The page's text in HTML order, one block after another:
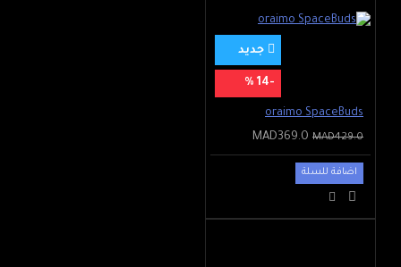
بطاريتنا 4230 مللي أمبير في
الساعة معك طوال اليوم. شاهد
ساعات³ دون الحاجة إلى شحن
جديد
-14 %
oraimo SpaceBuds
MAD369.0 MAD429.0
اضافة للسلة